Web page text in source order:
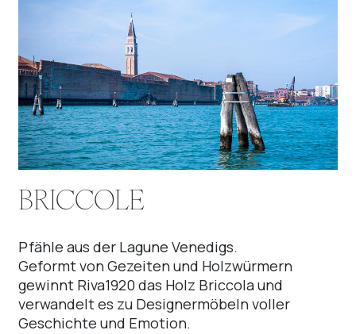
BRICCOLE
Pfähle aus der Lagune Venedigs.
Geformt von Gezeiten und Holzwürmern
gewinnt Riva1920 das Holz Briccola und
verwandelt es zu Designermöbeln voller
Geschichte und Emotion.